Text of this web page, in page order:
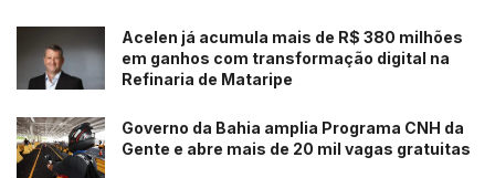
Acelen já acumula mais de R$ 380 milhões
em ganhos com transformação digital na
Refinaria de Mataripe
Governo da Bahia amplia Programa CNH da
Gente e abre mais de 20 mil vagas gratuitas